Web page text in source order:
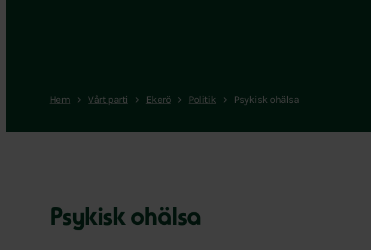
Hem Vårt parti Ekerö Politik Psykisk ohälsa
Psykisk ohälsa